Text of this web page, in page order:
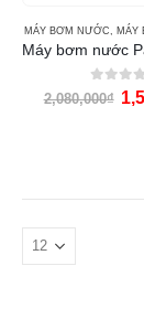
MÁY BƠM NƯỚC MÁY
0out of
2,080,000₫